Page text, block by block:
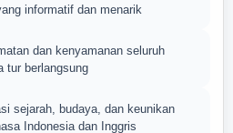
informatif dan menarik
dan kenyamanan seluruh
tur berlangsung
sejarah, budaya, dan keunikan
Indonesia dan Inggris